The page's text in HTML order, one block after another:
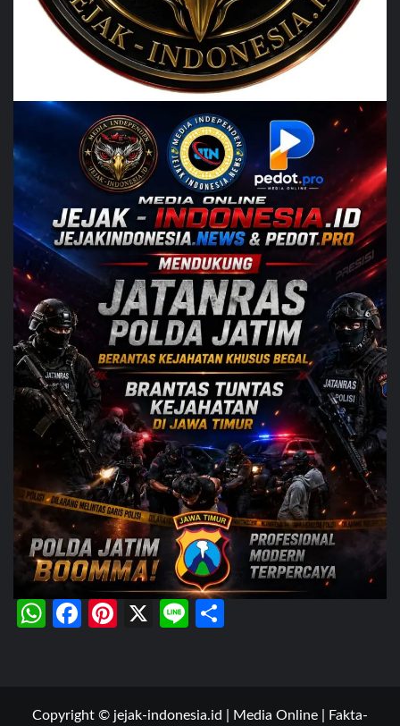
WhatsApp
Facebook
Pinterest
X Line
Copyright © jejak-indonesia.id | Media Online | Fakta-